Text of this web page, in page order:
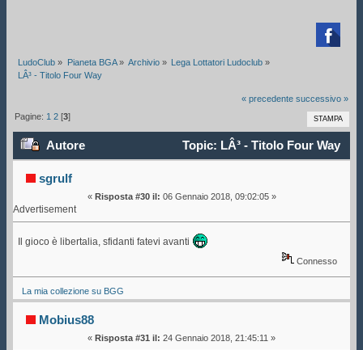

LudoClub » Pianeta BGA» Archivio» Lega Lottatori Ludoclub »
LÂ³ - Titolo Four Way
« precedente successivo »
STAMPA
Pagine: 1 2 [3]
Autore
Topic: LÂ³ - Titolo Four Way
(Letto 186849 volte)
sgrulf
« Risposta #30 il: 06 Gennaio 2018, 09:02:05 »
Advertisement
Il gioco è libertalia, sfidanti fatevi avanti
Connesso
La mia collezione su BGG
Mobius88
« Risposta #31 il: 24 Gennaio 2018, 21:45:11 »